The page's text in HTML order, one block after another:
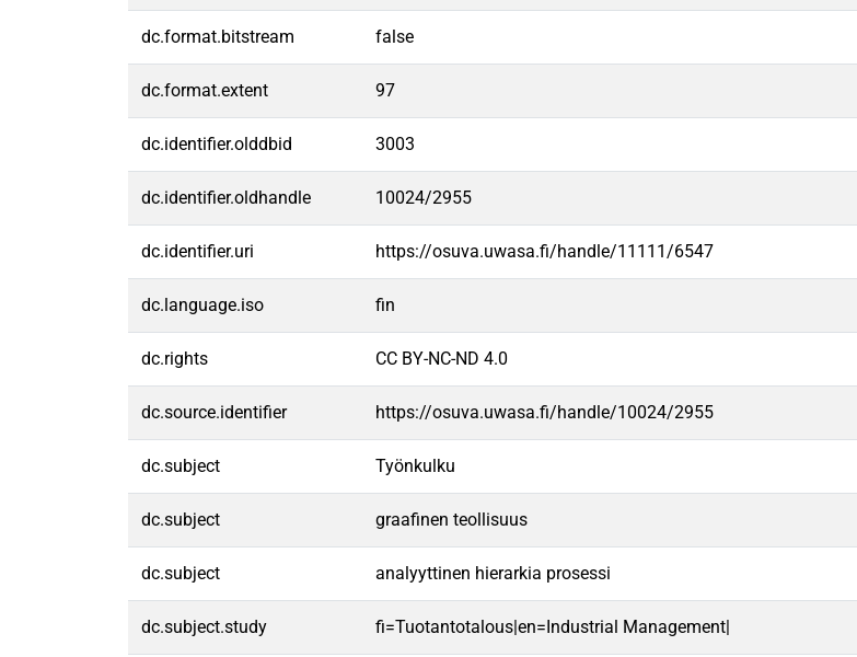
dc.format.bitstream false
dc.format.extent 97
dc.identifier.olddbid 3003
dc.identifier.oldhandle 10024/2955
dc.identifier.uri https://osuva.uwasa.fi/handle/11111/6547
dc.language.iso fin
dc.rights CC BY-NC-ND 4.0
dc.source.identifier https://osuva.uwasa.fi/handle/10024/2955
dc.subject Työnkulku
dc.subject graafinen teollisuus
dc.subject analyyttinen hierarkia prosessi
dc.subject.study fi=Tuotantotalous|en=Industrial Management|